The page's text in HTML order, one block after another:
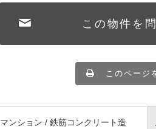
この物件を
このページ
マンション / 鉄筋コンクリート造